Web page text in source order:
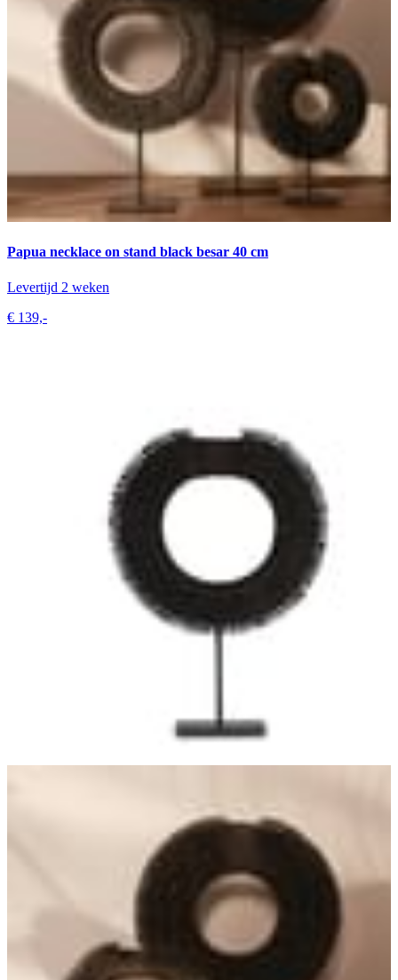
Papua necklace on stand black besar 40 cm
Levertijd 2 weken
€ 139,-